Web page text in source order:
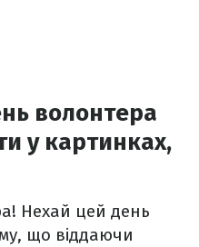
волонтера
у картинках,
Нехай цей день
що віддаючи